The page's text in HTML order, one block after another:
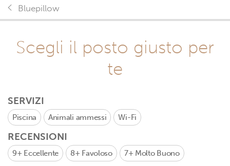
Bluepillow
Scegli il posto giusto per
te
SERVIZI
Piscina Animali ammessi Wi-Fi
RECENSIONI
9+ Eccellente 8+ Favoloso 7+ Molto Buono